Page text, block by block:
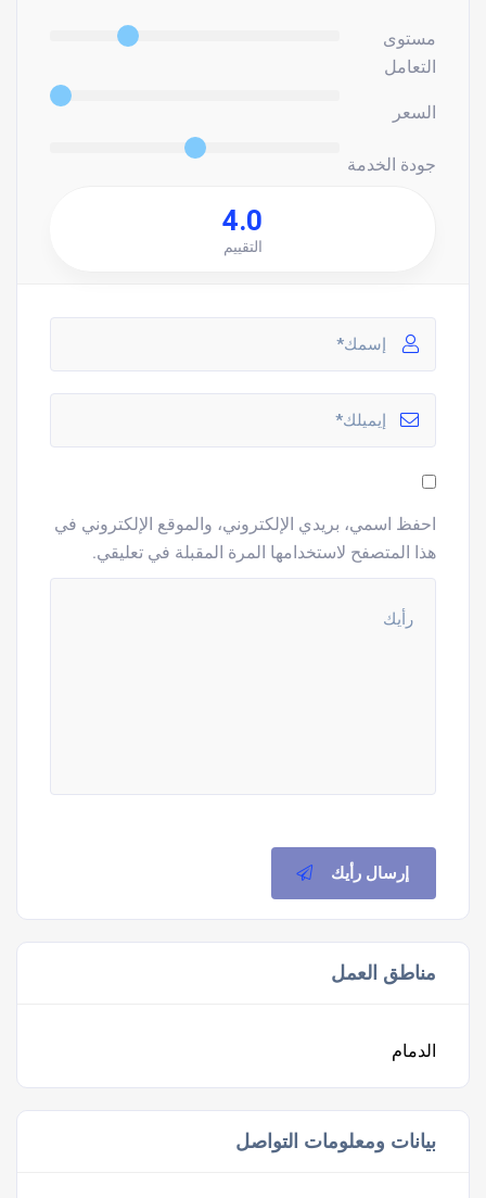
مستوى
التعامل
السعر
جودة الخدمة
4.0
التقييم
احفظ اسمي، بريدي الإلكتروني، والموقع الإلكتروني في
هذا المتصفح لاستخدامها المرة المقبلة في تعليقي.
إرسال رأيك
مناطق العمل
الدمام
بيانات ومعلومات التواصل